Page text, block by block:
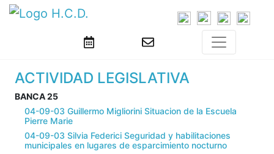
ACTIVIDAD LEGISLATIVA
BANCA 25
04-09-03 Guillermo Migliorini Situacion de la Escuela
Pierre Marie
04-09-03 Silvia Federici Seguridad y habilitaciones
municipales en lugares de esparcimiento nocturno